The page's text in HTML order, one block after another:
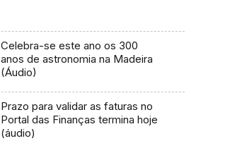
Celebra-se este ano os 300
anos de astronomia na Madeira
(Áudio)
Prazo para validar as faturas no
Portal das Finanças termina hoje
(áudio)